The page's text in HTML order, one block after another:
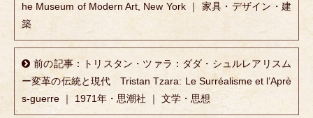
he Museum of Modern Art, New York ｜ 家具・デザイン・建
築
前の記事：トリスタン・ツァラ：ダダ・シュルレアリスム
ー変革の伝統と現代 Tristan Tzara: Le Surréalisme et l’Aprè
s-guerre ｜ 1971年・思潮社 ｜ 文学・思想